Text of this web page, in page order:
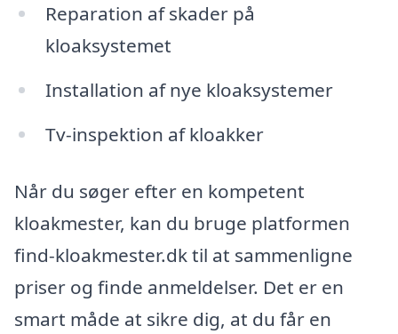
Reparation af skader på
kloaksystemet
Installation af nye kloaksystemer
Tv-inspektion af kloakker
Når du søger efter en kompetent
kloakmester, kan du bruge platformen
find-kloakmester.dk til at sammenligne
priser og finde anmeldelser. Det er en
smart måde at sikre dig, at du får en